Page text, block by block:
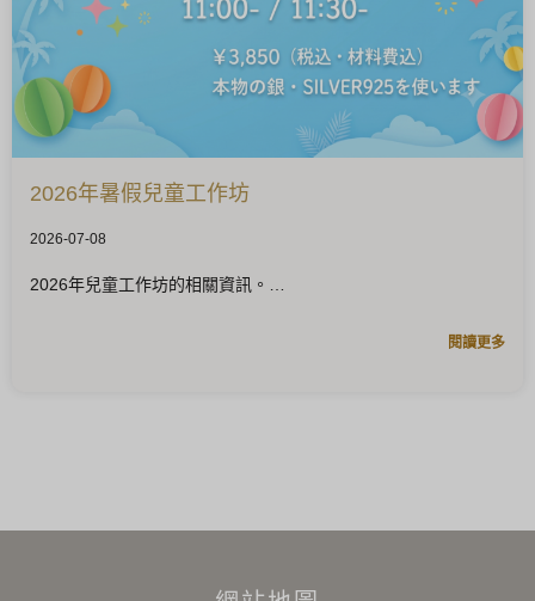
2026年暑假兒童工作坊
2026-07-08
2026年兒童工作坊的相關資訊。
閱讀更多